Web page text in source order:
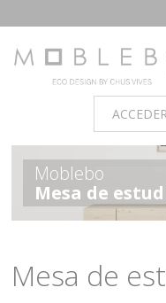
Auxiliares
Moblebo
Mesa de
Mesa de